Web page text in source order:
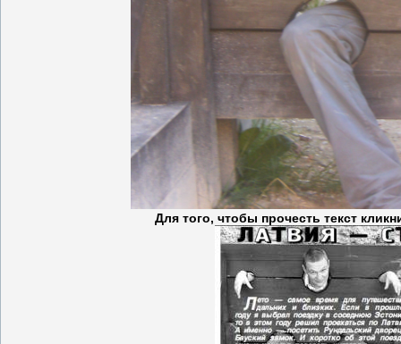
Для того, чтобы прочесть текст